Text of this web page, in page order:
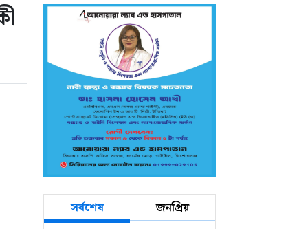
সর্বশেষ জনপ্রিয়